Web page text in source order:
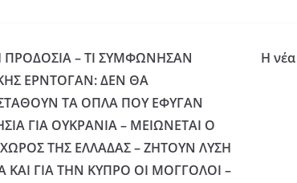
ΠΡΟΔΟΣΙΑ – ΤΙ ΣΥΜΦΩΝΗΣΑΝ
ΕΡΝΤΟΓΑΝ: ΔΕΝ ΘΑ
ΤΑ ΟΠΛΑ ΠΟΥ ΕΦΥΓΑΝ
ΓΙΑ ΟΥΚΡΑΝΙΑ – ΜΕΙΩΝΕΤΑΙ Ο
ΤΗΣ ΕΛΛΑΔΑΣ – ΖΗΤΟΥΝ ΛΥΣΗ
ΚΑΙ ΓΙΑ ΤΗΝ ΚΥΠΡΟ ΟΙ ΜΟΓΓΟΛΟΙ –
Η